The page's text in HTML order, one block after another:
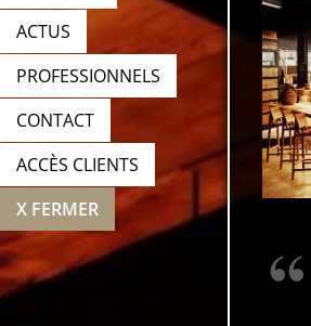
ACTUS
PROFESSIONNELS
CONTACT
ACCÈS CLIENTS
X FERMER